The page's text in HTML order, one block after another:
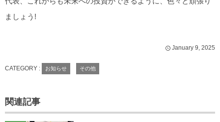
ましょう!
January 9, 2025
CATEGORY : お知らせ その他
関連記事